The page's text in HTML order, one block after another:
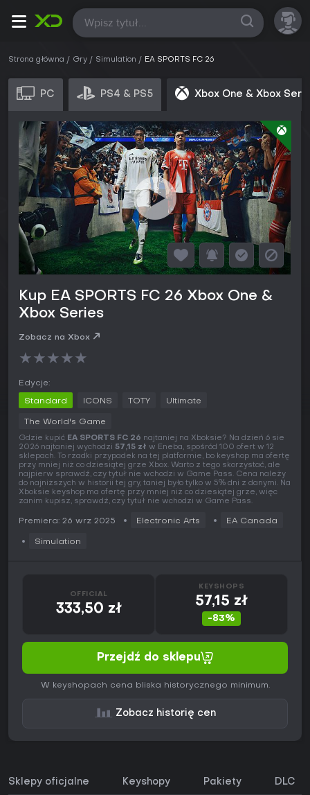
Wszystkie
Strona główna Gry Simulation EA SPORTS FC 26
PC PS4 & PS5 Xbox One & Xbox
Kup EA SPORTS FC 26 Xbox One &
Xbox Series
Zobacz na Xbox
★★★★★
Edycje:
Standard ICONS TOTY Ultimate
The World's Game
Gdzie kupić EA SPORTS FC 26 najtaniej na Xboksie? Na dzień 6 sie
2026 najtaniej wychodzi 57,15 zł w Eneba, spośród 100 ofert w 12
sklepach. To rzadki przypadek na tej platformie, bo keyshop ma ofertę
przy mniej niż co dziesiątej grze Xbox. Warto z tego skorzystać, ale
najpierw sprawdź, czy tytuł nie wchodzi w Game Pass. Cena należy
do najniższych w historii tej gry, taniej było tylko w 5% dni z danymi. Na
Xboksie keyshop ma ofertę przy mniej niż co dziesiątej grze, więc
zanim kupisz, sprawdź, czy tytuł nie wchodzi w Game Pass.
Premiera: 26 wrz 2025 Electronic Arts EA Canada
Simulation
OFFICIAL
333,50 zł
KEYSHOPS
57,15 zł
-83%
Przejdź do sklepu
W keyshopach cena bliska historycznego minimum.
Zobacz historię cen
Sklepy oficjalne Keyshopy Pakiety DLC